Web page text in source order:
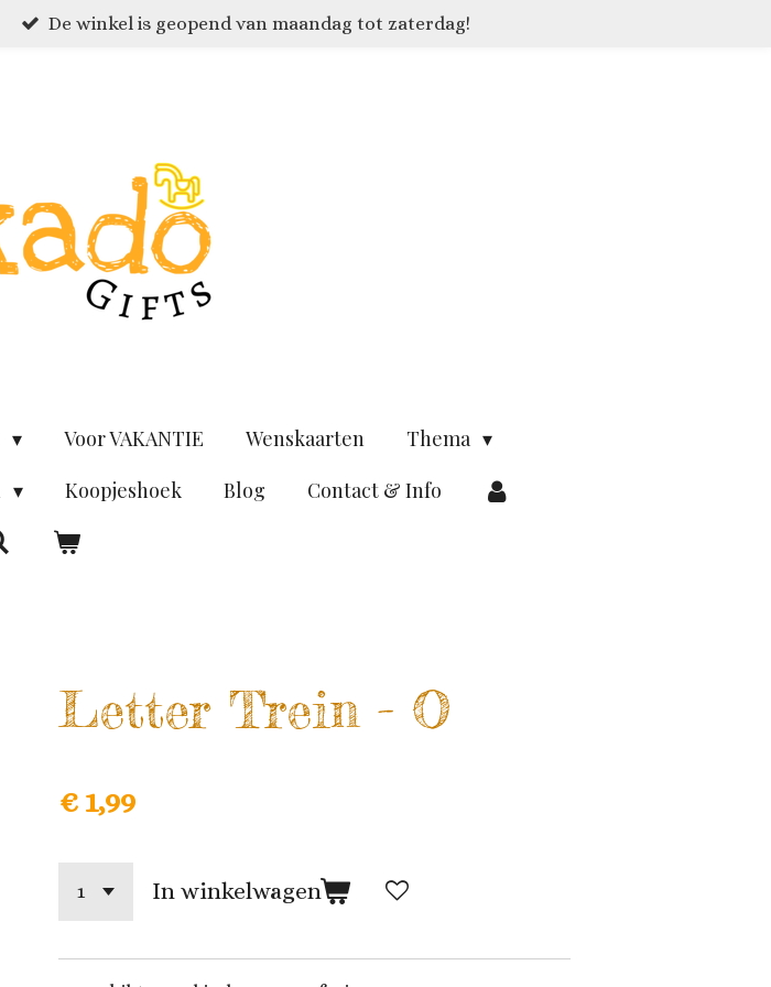
De winkel is geopend van maandag tot zaterdag!
Voor VAKANTIE Wenskaarten
Thema
Koopjeshoek Blog Contact & Info
Letter Trein - O
€ 1,99
In winkelwagen